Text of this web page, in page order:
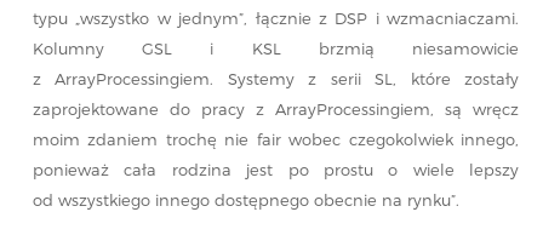
typu „wszystko w jednym”, łącznie z DSP i wzmacniaczami.
Kolumny GSL i KSL brzmią niesamowicie
z ArrayProcessingiem. Systemy z serii SL, które zostały
zaprojektowane do pracy z ArrayProcessingiem, są wręcz
moim zdaniem trochę nie fair wobec czegokolwiek innego,
ponieważ cała rodzina jest po prostu o wiele lepszy
od wszystkiego innego dostępnego obecnie na rynku”.